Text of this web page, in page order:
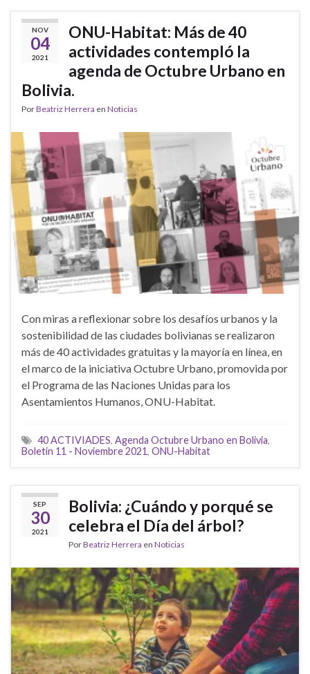
NOV
04
2021
ONU-Habitat: Más de 40
actividades contempló la
agenda de Octubre Urbano en
Bolivia.
PorBeatriz Herrera en Noticias
Con miras a reflexionar sobre los desafíos urbanos y la
sostenibilidad de las ciudades bolivianas se realizaron
más de 40 actividades gratuitas y la mayoría en línea, en
el marco de la iniciativa Octubre Urbano, promovida por
el Programa de las Naciones Unidas para los
Asentamientos Humanos, ONU-Habitat.
40 ACTIVIADES, Agenda Octubre Urbano en Bolivia,
Boletin 11 - Noviembre 2021, ONU-Habitat
SEP
30
2021
Bolivia: ¿Cuándo y porqué se
celebra el Día del árbol?
PorBeatriz Herrera en Noticias